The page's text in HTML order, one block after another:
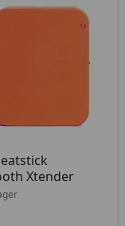
Xtender
am Lager